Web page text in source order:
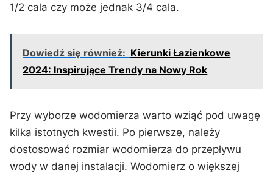
1/2 cala czy może jednak 3/4 cala.
Dowiedź się również: Kierunki Łazienkowe
2024: Inspirujące Trendy na Nowy Rok
Przy wyborze wodomierza warto wziąć pod uwagę
kilka istotnych kwestii. Po​ pierwsze,⁤ należy
dostosować rozmiar wodomierza ⁤do przepływu
wody w danej instalacji. Wodomierz o większej